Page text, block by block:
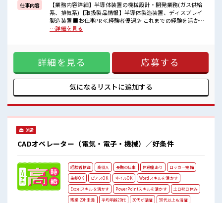
■職場の雰囲気
派手すぎなければ多少のヘアカラーもOKなのはウレシイPoint☆
活気あふれる20代活躍中の職場です☆
仕事内容
【業務内容詳細】半導体装置の機械設計・開発業務(ガス供給
系、排気系)【取扱製品情報】半導体製造装置、ディスプレイ
製造装置 ■お仕事PR ≪経験者優遇≫ これまでの経験を活かし
ませんか？ ブランクがあっても大丈夫♪ 経験はちょっとだ
週末は家族や友人と一緒にプライベート満喫！ ≪ヘアカラー
OKで自由な雰囲気の職場≫ 明るすぎたり奇抜でなければ基本
的に自由！ (規定有)≪収入アップを目指せる≫ 高時給だらけ
の派遣のお仕事です！ ■職場の雰囲気 派手すぎなければ多少
のヘアカラーもOKなのはウレシイPoint☆ 活気あふれる20代
活躍中の職場です☆ 仕事の合間の息抜きは休憩室で♪ 高収入
…詳細を見る
詳細を見る 応募する
気になるリストに追加する
派遣
CADオペレーター（電気・電子・機械）／好条件
経験者歓迎 高収入 長期の仕事 休憩室あり
ロッカー完備
染髪OK
ピアスOK ネイルOK
Wordスキルを活かす
Excelスキルを活かす
PowerPointスキルを活かす
土日祝日休み
残業 20H未満
平均年齢20代 30代が活躍 50代以上も活躍